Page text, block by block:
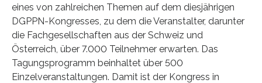
eines von zahlreichen Themen auf dem diesjährigen
DGPPN-Kongresses, zu dem die Veranstalter, darunter
die Fachgesellschaften aus der Schweiz und
Österreich, über 7.000 Teilnehmer erwarten. Das
Tagungsprogramm beinhaltet über 500
Einzelveranstaltungen. Damit ist der Kongress in